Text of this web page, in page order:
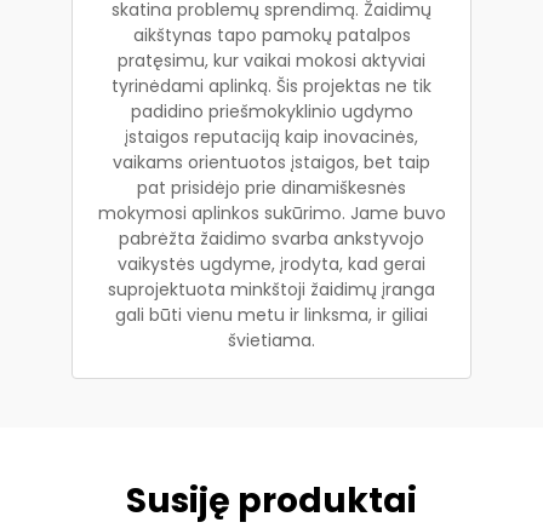
skatina problemų sprendimą. Žaidimų
aikštynas tapo pamokų patalpos
pratęsimu, kur vaikai mokosi aktyviai
tyrinėdami aplinką. Šis projektas ne tik
padidino priešmokyklinio ugdymo
įstaigos reputaciją kaip inovacinės,
vaikams orientuotos įstaigos, bet taip
pat prisidėjo prie dinamiškesnės
mokymosi aplinkos sukūrimo. Jame buvo
pabrėžta žaidimo svarba ankstyvojo
vaikystės ugdyme, įrodyta, kad gerai
suprojektuota minkštoji žaidimų įranga
gali būti vienu metu ir linksma, ir giliai
švietiama.
Susiję produktai